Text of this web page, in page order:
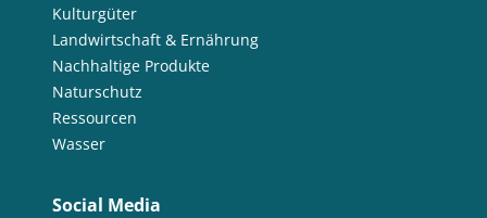
Kulturgüter
Landwirtschaft & Ernährung
Nachhaltige Produkte
Naturschutz
Ressourcen
Wasser
Social Media